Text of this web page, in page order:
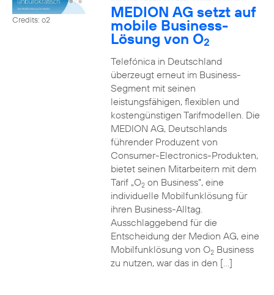
Credits: o2 MEDION AG setzt auf
mobile Business-
Lösung von O2
Telefónica in Deutschland
überzeugt erneut im Business-
Segment mit seinen
leistungsfähigen, flexiblen und
kostengünstigen Tarifmodellen. Die
MEDION AG, Deutschlands
führender Produzent von
Consumer-Electronics-Produkten,
bietet seinen Mitarbeitern mit dem
Tarif „O2on Business“, eine
individuelle Mobilfunklösung für
ihren Business-Alltag.
Ausschlaggebend für die
Entscheidung der Medion AG, eine
Mobilfunklösung von O2Business
zu nutzen, war das in den […]